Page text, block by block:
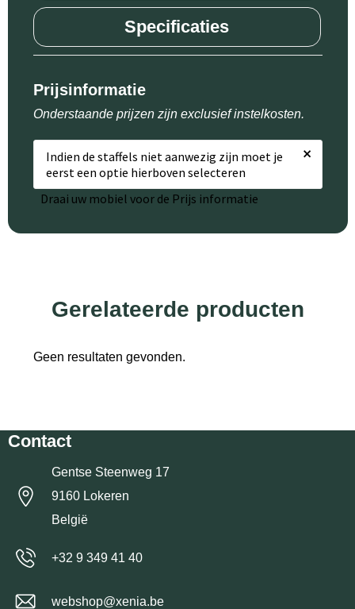
Specificaties
Prijsinformatie
Onderstaande prijzen zijn exclusief instelkosten.
Indien de staffels niet aanwezig zijn moet je
eerst een optie hierboven selecteren
×
Draai uw mobiel voor de Prijs informatie
Gerelateerde producten
Geen resultaten gevonden.
Contact
Gentse Steenweg 17
9160 Lokeren
België
+32 9 349 41 40
webshop@xenia.be